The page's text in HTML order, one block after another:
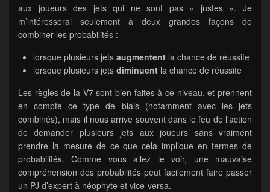
aux joueurs des jets qui ne sont pas « justes ». Je
m’intéresserai seulement à deux grandes façons de
combiner les probabilités :
lorsque plusieurs jets augmentent la chance de réussite
lorsque plusieurs jets diminuent la chance de réussite
Les règles de la V7 sont bien faites à ce niveau, et prennent
en compte ce type de biais (notamment avec les jets
combinés), mais il nous arrive souvent dans le feu de l’action
de demander plusieurs jets aux joueurs sans vraiment
prendre la mesure de ce que cela implique en termes de
probabilités. Comme vous allez le voir, une mauvaise
compréhension des probabilités peut facilement faire passer
un PJ d’expert à néophyte et vice-versa.